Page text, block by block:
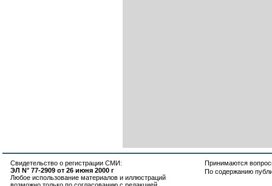
Свидетельство о регистрации СМИ:
ЭЛ N° 77-2909 от 26 июня 2000 г
Любое использование материалов и иллюстраций
Принимаются
По содержанию